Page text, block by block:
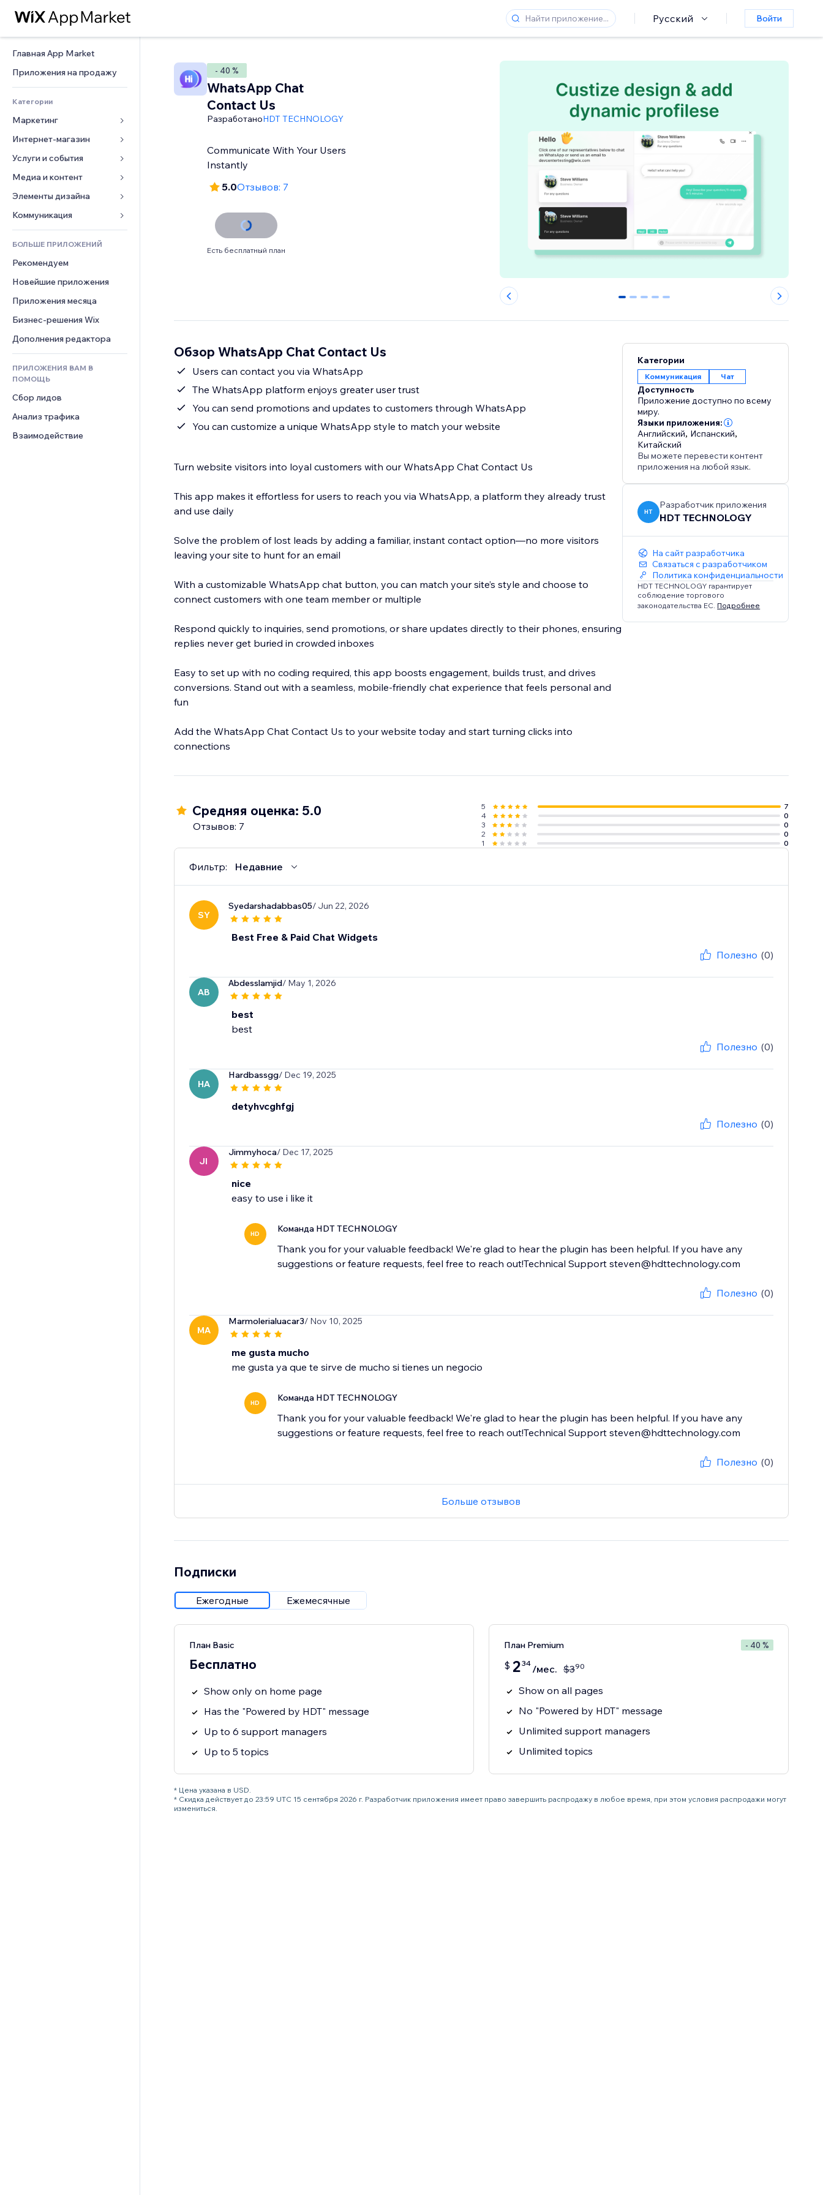
Русский Войти
Главная App Market
Приложения на продажу
Категории
Маркетинг
Реклама
Моб. версия
Веб-аналитика
Списки сайтов
Эл. почта
Интернет-магазин
Приложения для магазинов
Доставка
Кнопки продаж
Бухгалтерский учет
Купоны и лояльность
Складские услуги
Еда и напитки
Услуги и события
Отели
События
Рестораны
Недвижимость
Онлайн-запись
Медиа и контент
Галерея
Музыка
Подкасты
Фотография
Видео
PDF
Обмен файлами
Новости
Элементы дизайна
Карты и навигация
Конфиденциальность и
безопасность
Часы
Баннеры и значки
Калькуляторы
Погода
Графики и таблицы
Формы
Опросы
Чат
Комментарии
Телефон
Сообщество
Отзывы и комментарии
Управление отношениями с
клиентом (CRM)
БОЛЬШЕ ПРИЛОЖЕНИЙ
Рекомендуем
Новейшие приложения
Приложения месяца
Бизнес-решения Wix
Дополнения редактора
ПРИЛОЖЕНИЯ ВАМ В
ПОМОЩЬ
Сбор лидов
Анализ трафика
Взаимодействие
- 40 %
WhatsApp Chat
Contact Us
РазработаноHDT TECHNOLOGY
Communicate With Your Users
Instantly
5.0Отзывов: 7
Есть бесплатный план
0 1 2 3 4
Обзор WhatsApp Chat Contact Us
Users can contact you via WhatsApp
The WhatsApp platform enjoys greater user trust
You can send promotions and updates to customers through WhatsApp
You can customize a unique WhatsApp style to match your website
Turn website visitors into loyal customers with our WhatsApp Chat Contact Us
This app makes it effortless for users to reach you via WhatsApp, a platform they already trust
and use daily
Solve the problem of lost leads by adding a familiar, instant contact option—no more visitors
leaving your site to hunt for an email
With a customizable WhatsApp chat button, you can match your site’s style and choose to
connect customers with one team member or multiple
Respond quickly to inquiries, send promotions, or share updates directly to their phones, ensuring
replies never get buried in crowded inboxes
Easy to set up with no coding required, this app boosts engagement, builds trust, and drives
conversions. Stand out with a seamless, mobile-friendly chat experience that feels personal and
fun
Add the WhatsApp Chat Contact Us to your website today and start turning clicks into
connections
Категории
Коммуникация Чат
Доступность
Приложение доступно по всему
миру.
Языки приложения:
Английский, Испанский,
Китайский
Вы можете перевести контент
приложения на любой язык.
HT
Разработчик приложения
HDT TECHNOLOGY
На сайт разработчика
Связаться с разработчиком
Политика конфиденциальности
HDT TECHNOLOGY гарантирует
соблюдение торгового
законодательства ЕС. Подробнее
Средняя оценка: 5.0
Отзывов: 7
5
7
4
0
3
0
2
0
1
0
Фильтр: Недавние
SY
Syedarshadabbas05/ Jun 22, 2026
Best Free & Paid Chat Widgets
Полезно (0)
AB
Abdesslamjid/ May 1, 2026
best
best
Полезно (0)
HA
Hardbassgg/ Dec 19, 2025
detyhvcghfgj
Полезно (0)
JI
Jimmyhoca/ Dec 17, 2025
nice
easy to use i like it
HD Команда HDT TECHNOLOGY
Thank you for your valuable feedback! We're glad to hear the plugin has been helpful. If you have any
suggestions or feature requests, feel free to reach out!Technical Support steven@hdttechnology.com
Полезно (0)
MA
Marmolerialuacar3/ Nov 10, 2025
me gusta mucho
me gusta ya que te sirve de mucho si tienes un negocio
HD Команда HDT TECHNOLOGY
Thank you for your valuable feedback! We're glad to hear the plugin has been helpful. If you have any
Полезно (0)
Больше отзывов
Подписки
Ежегодные Ежемесячные
План Basic
Бесплатно
Show only on home page
Has the "Powered by HDT" message
Up to 6 support managers
Up to 5 topics
План Premium - 40 %
$ 234 /мес. $390
Show on all pages
No "Powered by HDT" message
Unlimited support managers
Unlimited topics
* Цена указана в USD.
* Скидка действует до 23:59 UTC 15 сентября 2026 г. Разработчик приложения имеет право завершить распродажу в любое время, при этом условия распродажи могут
измениться.